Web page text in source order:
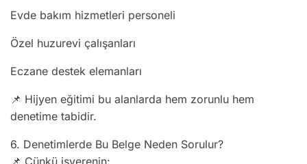
Evde bakım hizmetleri personeli
Özel huzurevi çalışanları
Eczane destek elemanları
📌 Hijyen eğitimi bu alanlarda hem zorunlu hem
denetime tabidir.
6. Denetimlerde Bu Belge Neden Sorulur?
📌 Çünkü işverenin: